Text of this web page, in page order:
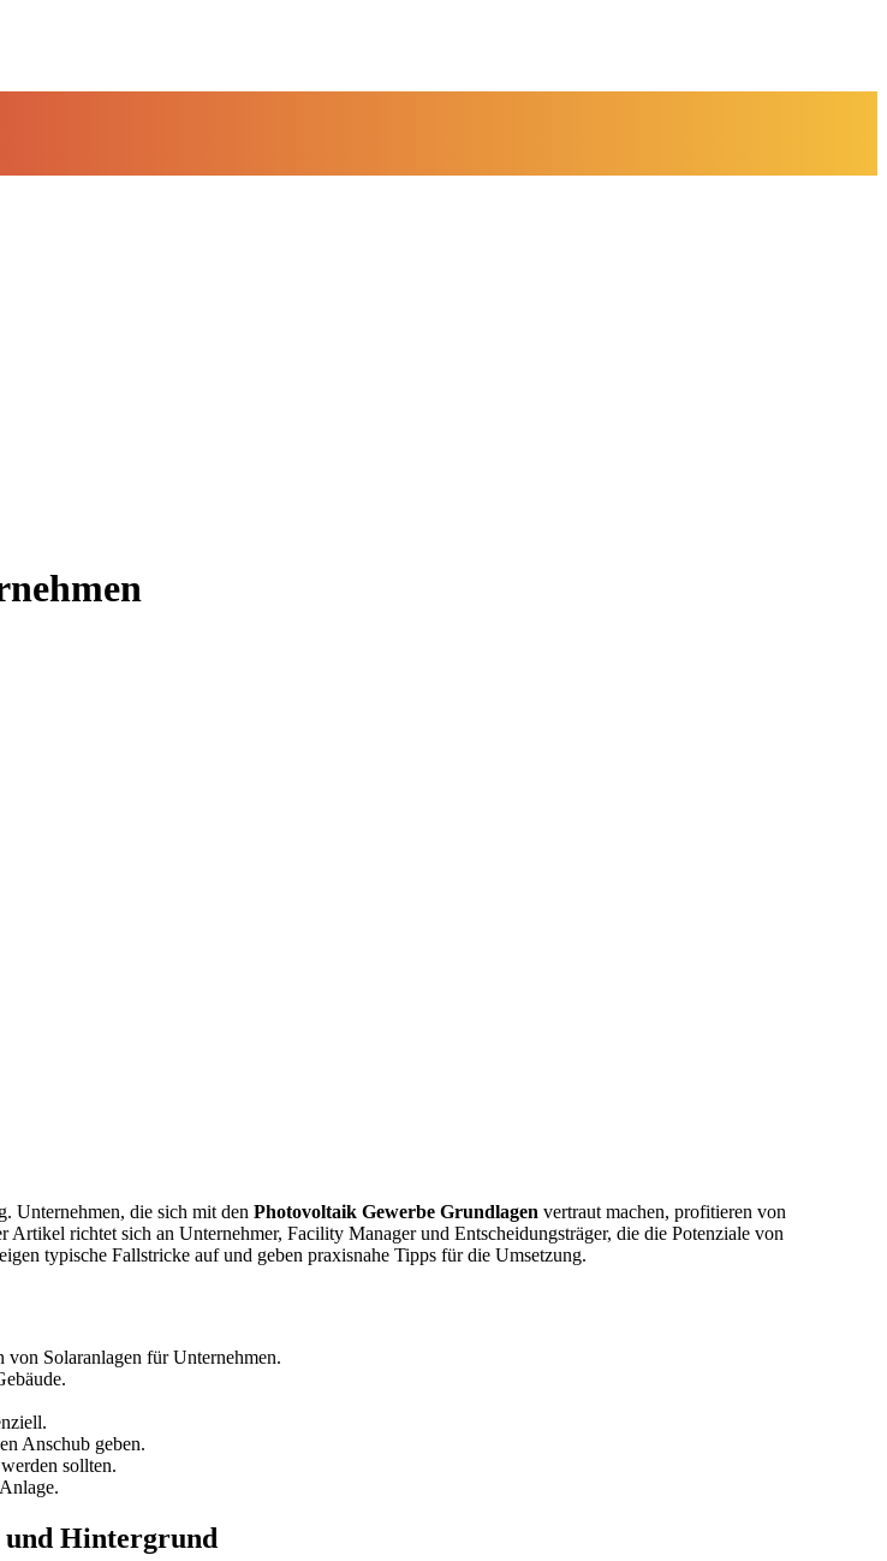
Unternehmen, die sich mit den Photovoltaik Gewerbe Grundlagen vertraut machen, profitieren von
richtet sich an Unternehmer, Facility Manager und Entscheidungsträger, die die Potenziale von
typische Fallstricke auf und geben praxisnahe Tipps für die Umsetzung.
Solaranlagen für Unternehmen.
Anschub geben.
sollten.
und Hintergrund